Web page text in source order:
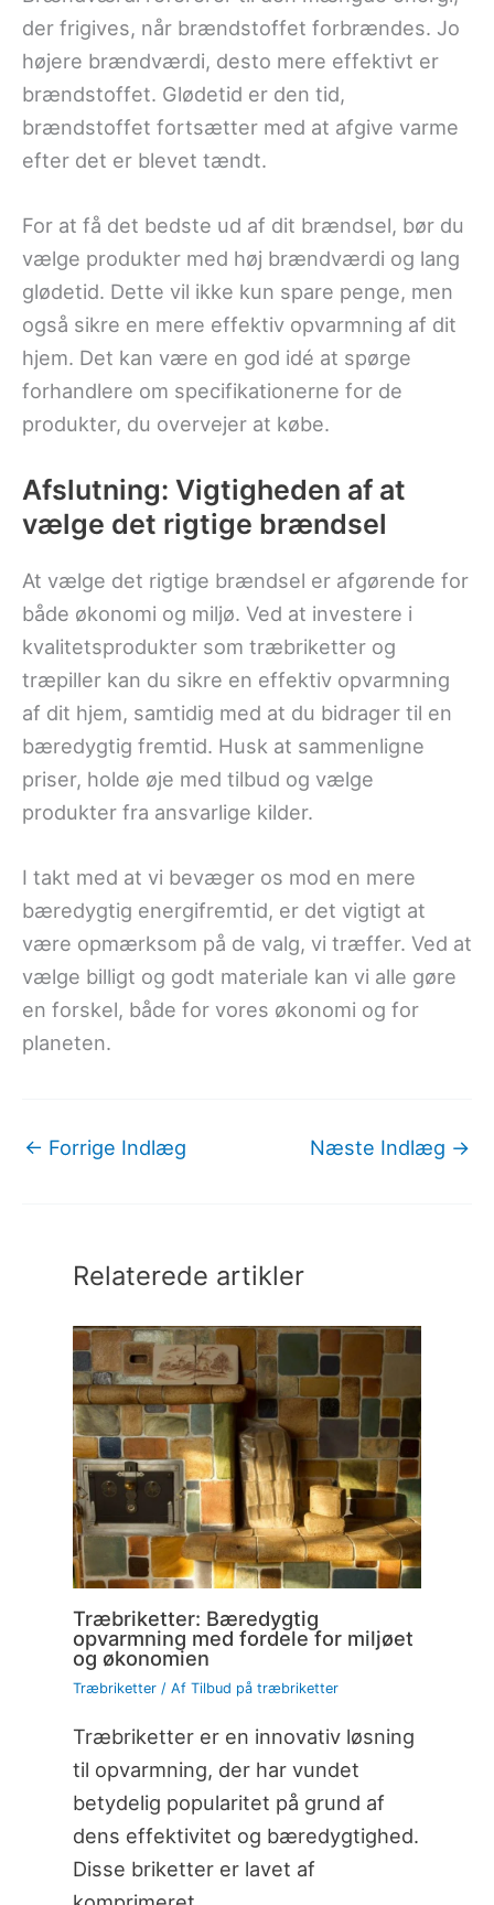
der frigives, når brændstoffet forbrændes. Jo
højere brændværdi, desto mere effektivt er
brændstoffet. Glødetid er den tid,
brændstoffet fortsætter med at afgive varme
efter det er blevet tændt.
For at få det bedste ud af dit brændsel, bør du
vælge produkter med høj brændværdi og lang
glødetid. Dette vil ikke kun spare penge, men
også sikre en mere effektiv opvarmning af dit
hjem. Det kan være en god idé at spørge
forhandlere om specifikationerne for de
produkter, du overvejer at købe.
Afslutning: Vigtigheden af at
vælge det rigtige brændsel
At vælge det rigtige brændsel er afgørende for
både økonomi og miljø. Ved at investere i
kvalitetsprodukter som træbriketter og
træpiller kan du sikre en effektiv opvarmning
af dit hjem, samtidig med at du bidrager til en
bæredygtig fremtid. Husk at sammenligne
priser, holde øje med tilbud og vælge
produkter fra ansvarlige kilder.
I takt med at vi bevæger os mod en mere
bæredygtig energifremtid, er det vigtigt at
være opmærksom på de valg, vi træffer. Ved at
vælge billigt og godt materiale kan vi alle gøre
en forskel, både for vores økonomi og for
planeten.
← Forrige Indlæg Næste Indlæg →
Relaterede artikler
Træbriketter: Bæredygtig
opvarmning med fordele for miljøet
og økonomien
Træbriketter/ Af Tilbud på træbriketter
Træbriketter er en innovativ løsning
til opvarmning, der har vundet
betydelig popularitet på grund af
dens effektivitet og bæredygtighed.
Disse briketter er lavet af